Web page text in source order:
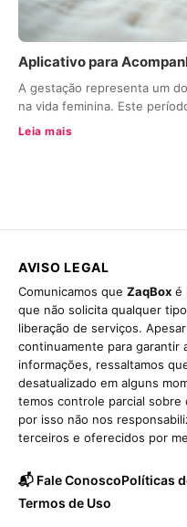
Aplicativo para
A gestação representa um
na vida feminina. Este
Leia mais
AVISO LEGAL
Comunicamos que ZaqBox é
que não solicita qualquer
liberação de serviços.
continuamente para garantir
informações, ressaltamos
desatualizado em alguns
temos controle parcial
por isso não nos
terceiros e oferecidos por
📬 Fale ConoscoPolíticas
Termos de Uso